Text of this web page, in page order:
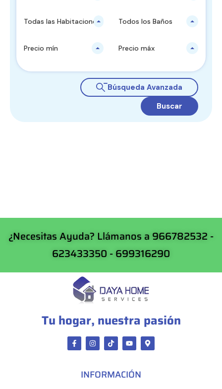
Todas las Habitaciones Todos los Baños
Precio mín Precio máx
Búsqueda Avanzada
Buscar
¿Necesitas Ayuda? Llámanos a 966782532 -
623433350 - 699316290
Tu hogar, nuestra pasión
INFORMACIÓN